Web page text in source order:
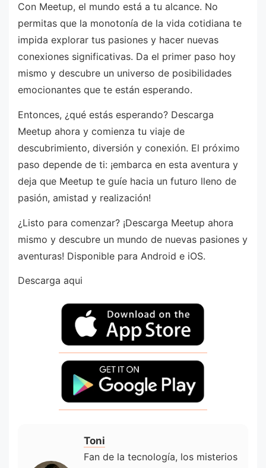
Con Meetup, el mundo está a tu alcance. No
permitas que la monotonía de la vida cotidiana te
impida explorar tus pasiones y hacer nuevas
conexiones significativas. Da el primer paso hoy
mismo y descubre un universo de posibilidades
emocionantes que te están esperando.
Entonces, ¿qué estás esperando? Descarga
Meetup ahora y comienza tu viaje de
descubrimiento, diversión y conexión. El próximo
paso depende de ti: ¡embarca en esta aventura y
deja que Meetup te guíe hacia un futuro lleno de
pasión, amistad y realización!
¿Listo para comenzar? ¡Descarga Meetup ahora
mismo y descubre un mundo de nuevas pasiones y
aventuras! Disponible para Android e iOS.
Descarga aqui
Toni
Fan de la tecnología, los misterios